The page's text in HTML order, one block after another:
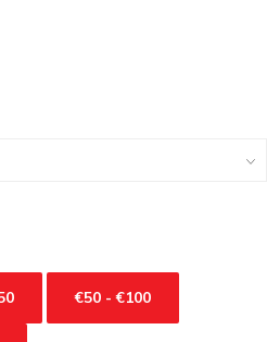
€50 - €100